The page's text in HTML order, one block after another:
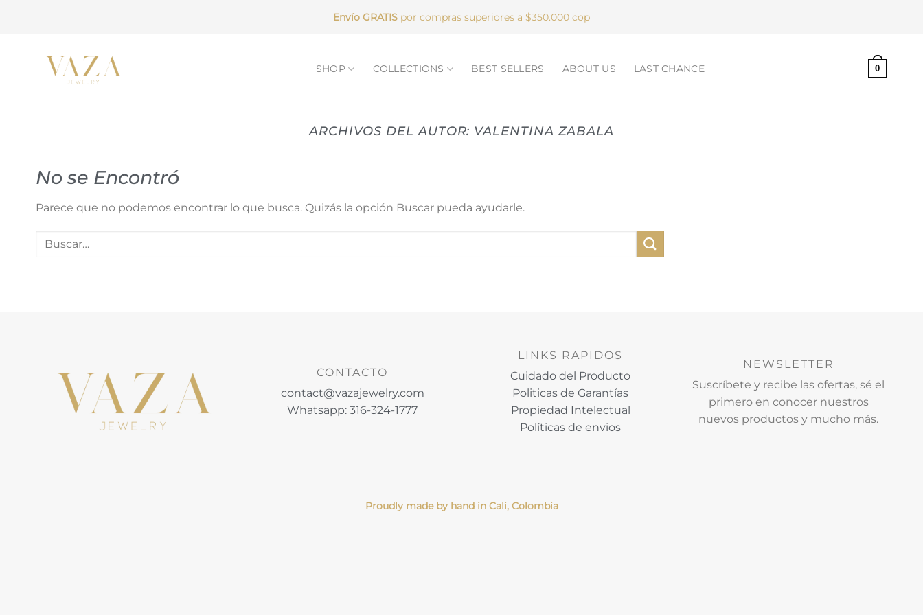
Envío GRATIS por compras superiores a $350.000 cop
SHOP COLLECTIONS BEST SELLERS ABOUT US LAST CHANCE 0
ARCHIVOS DEL AUTOR: VALENTINA ZABALA
No se Encontró
Parece que no podemos encontrar lo que busca. Quizás la opción Buscar pueda ayudarle.
CONTACTO
contact@vazajewelry.com
Whatsapp: 316-324-1777
LINKS RAPIDOS
Cuidado del Producto
Politicas de Garantías
Propiedad Intelectual
Políticas de envios
NEWSLETTER
Suscríbete y recibe las ofertas, sé el
primero en conocer nuestros
nuevos productos y mucho más.
Proudly made by hand in Cali, Colombia